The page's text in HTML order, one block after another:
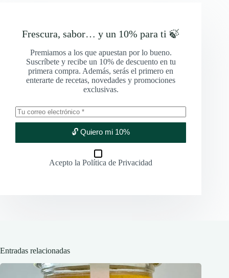
Frescura, sabor… y un 10% para ti 🍃
Premiamos a los que apuestan por lo bueno.
Suscríbete y recibe un 10% de descuento en tu
primera compra. Además, serás el primero en
enterarte de recetas, novedades y promociones
exclusivas.
🔓 Quiero mi 10%
Acepto laPolítica de Privacidad
Entradas relacionadas